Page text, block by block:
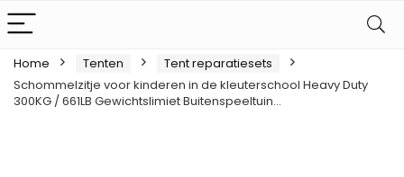
Home Tenten
Tent reparatiesets
Schommelzitje voor kinderen in de kleuterschool Heavy Duty
300KG / 661LB Gewichtslimiet Buitenspeeltuin…